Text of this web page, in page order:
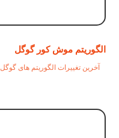
الگوریتم موش کور گوگل
آخرین تغییرات الگوریتم های گوگل